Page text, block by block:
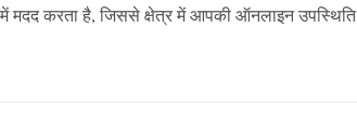
मदद करता है, जिससे क्षेत्र में आपकी ऑनलाइन उपस्थिति